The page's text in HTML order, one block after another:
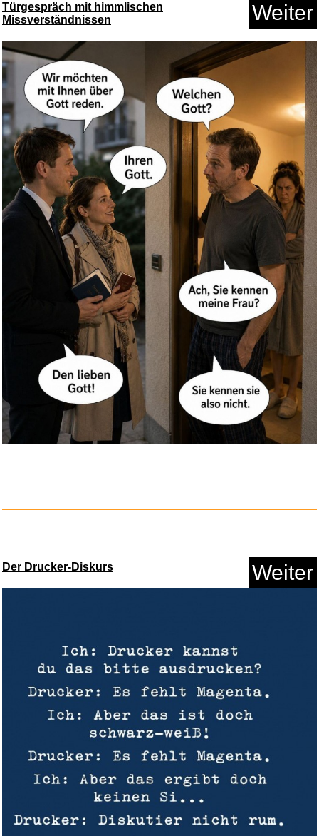
Ende der Welt (black LP+CD)
[V...
Anzeige
Anzeige
Türgespräch mit himmlischen
Missverständnissen
Weiter
Der Drucker-Diskurs Weiter